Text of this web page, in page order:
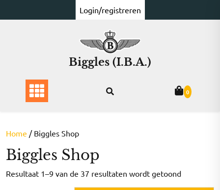
naar
Login/registreren
Biggles (I.B.A.)
0
Home / Biggles Shop
Biggles Shop
Resultaat 1–9 van de 37 resultaten wordt getoondGesorteerd
op